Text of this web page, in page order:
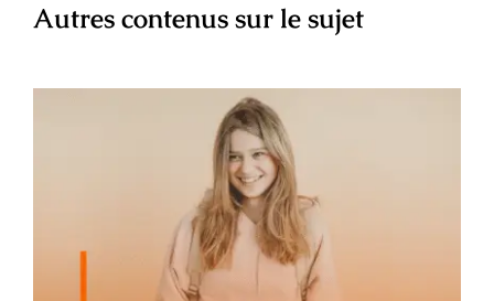
Autres contenus sur le sujet